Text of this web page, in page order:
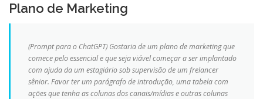
Plano de Marketing
(Prompt para o ChatGPT) Gostaria de um plano de marketing que
comece pelo essencial e que seja viável começar a ser implantado
com ajuda da um estagiário sob supervisão de um frelancer
sênior. Favor ter um parágrafo de introdução, uma tabela com
ações que tenha as colunas dos canais/mídias e outras colunas